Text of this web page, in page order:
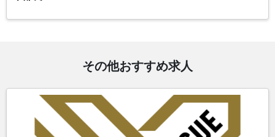
その他おすすめ求人